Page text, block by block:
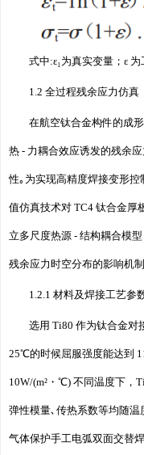
式中:ε₁为真实变量；ε
1.2 全过程残余应力仿真
在航空钛合金构件的成
热 - 力耦合效应诱发的残余
性｡为实现高精度焊接变形
值仿真技术对 TC4 钛合金厚
立多尺度热源 - 结构耦合模
残余应力时空分布的影响机
1.2.1 材料及焊接工艺参
选用 Ti80 作为钛合金对
25℃的时候屈服强度能达到
10W/(m²・℃) 不同温度下，
弹性模量､传热系数等均随温
气体保护手工电弧双面交替